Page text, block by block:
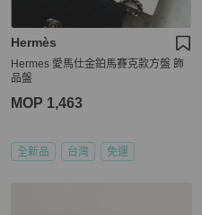
Hermès
Hermes 愛馬仕金鉑馬賽克款方盤 飾
品盤
MOP 1,463
全新品 台灣 免運